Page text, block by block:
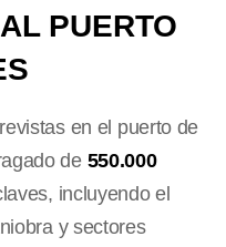
PUERTO
en el puerto de
de 550.000
incluyendo el
y sectores